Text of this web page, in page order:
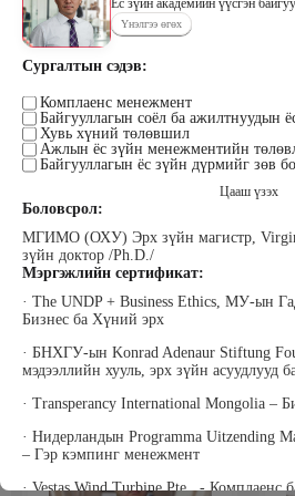
Ёс зүйн академийн үүсгэн
Үнэлгээ өгөх
Сургалтын сэдэв:
Комплаенс менежмент
Байгууллагын соёл ба ажилтнуудын
Хувь хүний төлөвшил
Ажлын ёс зүйн менежментийн
Байгууллагын ёс зүйн дүрмийг зөв
Цааш үзэх
Боловсрол:
МГИМО (ОХУ) Эрх зүйн магистр,
зүйн доктор /Ph.D./
Мэргэжлийн сертификат:
· The UNDP + Business Ethics, МУ-ын
Бизнес ба Хүний эрх
· БНХГУ-ын Konrad Adenaur Stiftung
мэдээллийн хууль, эрх зүйн асуудлууд
· Transperancy International Mongolia –
· Нидерландын Programma Uitzending
– Гэр кэмпинг менежмент
· Vestas Wind Turbine Pte., - Комплаенс
Наран анд консалтинг” ХХК-ийн
Захирал
Уранбор Сэмбэрүү
Прус Центр ХХК-ийн Хяналт
шинжилгээ үнэлгээний дарга
ISO4500; ISO9001 нэгдсэн
тогтолцооны хэрэгжүүлэгч